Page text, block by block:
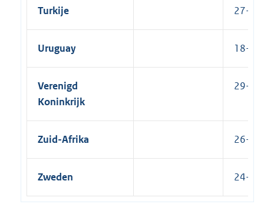
Turkije 27-
Uruguay 18-
Verenigd
Koninkrijk
29-
Zuid-Afrika 26-
Zweden 24-